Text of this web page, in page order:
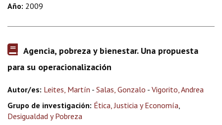
Año: 2009
Agencia, pobreza y bienestar. Una propuesta
para su operacionalización
Autor/es: Leites, Martín - Salas, Gonzalo - Vigorito, Andrea
Grupo de investigación: Ética, Justicia y Economía,
Desigualdad y Pobreza